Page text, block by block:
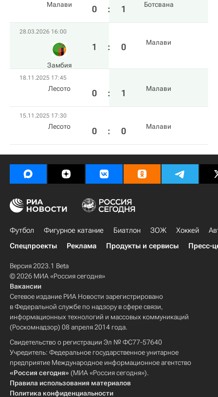
Малави 0 : 1 Ботсвана
28.03.2026 16:00
Замбия
1 : 0 Малави
18.11.2025 17:45
Лесото 0 : 1 Малави
15.11.2025 17:30
Лесото 0 : 0 Малави
Футбол Фигурное катание Биатлон ЗОЖ Хоккей
Спецпроекты
Реклама Продукты и сервисы Пресс-
Версия 2023.1 Beta
© 2026 МИА «Россия сегодня»
Вакансии
Сетевое издание РИА Новости зарегистрировано
в Федеральной службе по надзору в сфере связи,
информационных технологий и массовых коммуникаций
(Роскомнадзор) 08 апреля 2014 года.
Свидетельство о регистрации Эл № ФС77-57640
Учредитель: Федеральное государственное унитарное
предприятие Международное информационное агентство
«Россия сегодня» (МИА «Россия сегодня»).
Правила использования материалов
Политика конфиденциальности